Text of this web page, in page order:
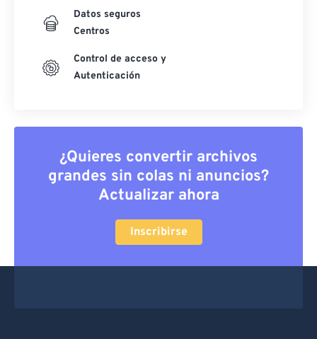
Datos seguros
Centros
Control de acceso y
Autenticación
¿Quieres convertir archivos
grandes sin colas ni anuncios?
Actualizar ahora
Inscribirse